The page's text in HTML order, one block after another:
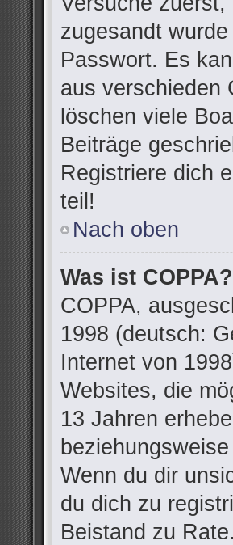
zugesandt
Passwort. Es
aus verschieden
löschen viele
Beiträge
Registriere dich
teil!
Nach oben
Was ist COPPA?
COPPA,
1998 (deutsch:
Internet von
Websites, die
13 Jahren
Wenn du dir
du dich zu
Beistand zu